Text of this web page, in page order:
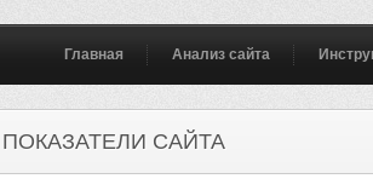
Главная Анализ сайта
САЙТА